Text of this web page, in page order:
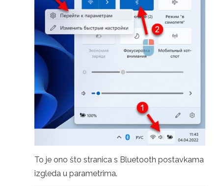
To je ono što stranica s Bluetooth postavkama
izgleda u parametrima.